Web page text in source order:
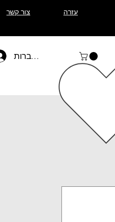
צור קשר עזרה
להתחברות